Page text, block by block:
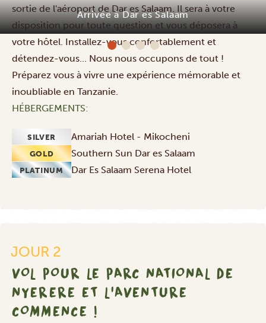
Arrivée à Dar es Salaam
sortie de l'aéroport de Dar es Salaam. Il sera à votre
disposition pour toute question et vous déposera à
votre hôtel. Installez-vous confortablement et
détendez-vous... Nous nous occupons de tout !
Préparez vous à vivre une expérience mémorable et
inoubliable en Tanzanie.
HÉBERGEMENTS:
SILVER Amariah Hotel - Mikocheni
GOLD Southern Sun Dar es Salaam
PLATINUM Dar Es Salaam Serena Hotel
JOUR 2
VOL POUR LE PARC NATIONAL DE
NYERERE ET L'AVENTURE
COMMENCE !